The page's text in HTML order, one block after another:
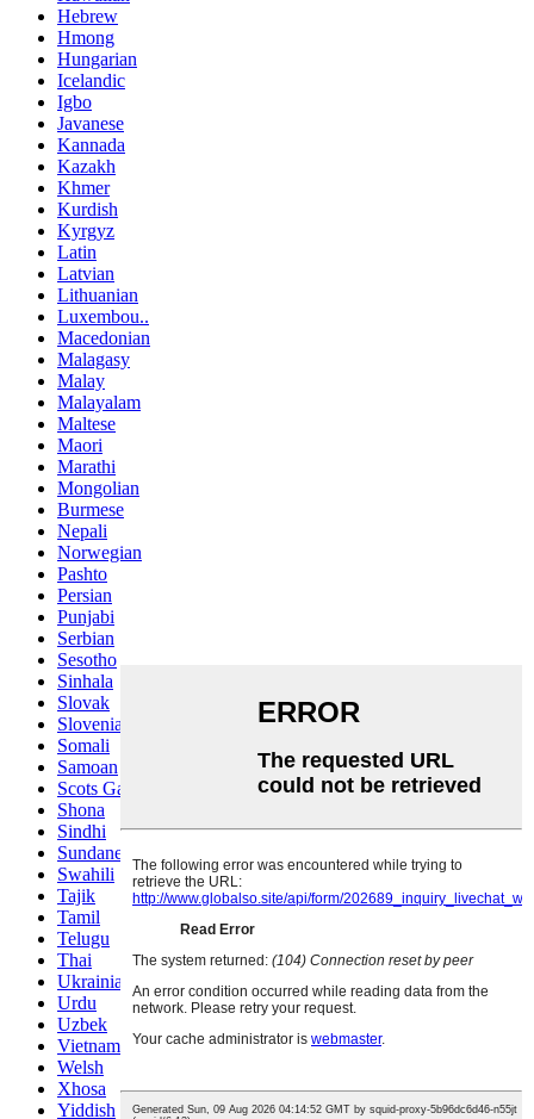
Hebrew
Hmong
Hungarian
Icelandic
Igbo
Javanese
Kannada
Kazakh
Khmer
Kurdish
Kyrgyz
Latin
Latvian
Lithuanian
Luxembou..
Macedonian
Malagasy
Malay
Malayalam
Maltese
Maori
Marathi
Mongolian
Burmese
Nepali
Norwegian
Pashto
Persian
Punjabi
Serbian
Sesotho
Sinhala
Slovak
Slovenian
Somali
Samoan
Scots Gaelic
Shona
Sindhi
Sundanese
Swahili
Tajik
Tamil
Telugu
Thai
Ukrainian
Urdu
Uzbek
Vietnamese
Welsh
Xhosa
Yiddish